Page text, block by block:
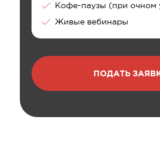
Кофе-паузы (при очном
Живые вебинары
ПОДАТЬ